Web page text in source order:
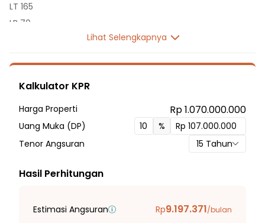
LT 165
LB 70
Listrik 2200 VA
Fasilitas Sekitar Hunian:
2 Menit ke Sekolah Dasar Negeri Kunciran 7
3 Menit ke SD Paku
4 Menit ke SDN Kunciran 3
10 Menit ke SMP KI HAJAR DEWANTORO
Lihat Selengkapnya
Kalkulator KPR
Harga Properti Rp 1.070.000.000
Uang Muka (DP)
%
Tenor Angsuran
15 Tahun
Hasil Perhitungan
Estimasi Angsuran Rp9.197.371/bulan